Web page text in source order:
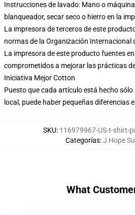
Instrucciones de lavado: Mano o
blanqueador, secar seco o hierro en la
La impresora de terceros de este
normas de la Organización Internacional
La impresora de este producto fuentes
comprometidos a mejorar las prácticas
Iniciativa Mejor Cotton
Puesto que cada artículo está hecho
local, puede haber pequeñas diferencias
SKU: 116979967-US-t-shirt-
Categorías:J Hope
What